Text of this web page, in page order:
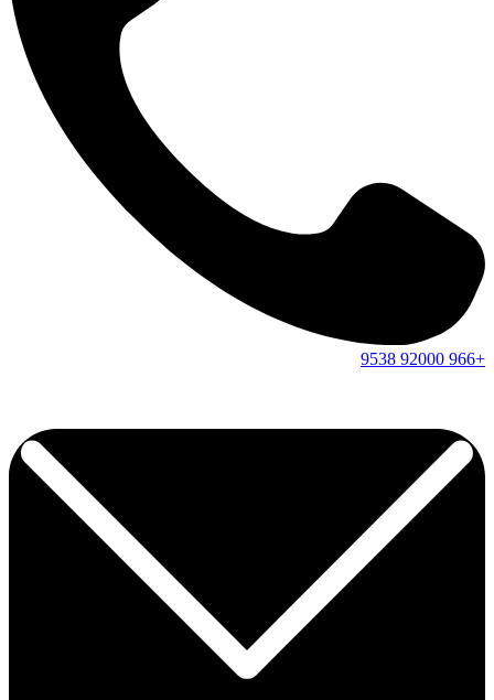
+966
92000
9538